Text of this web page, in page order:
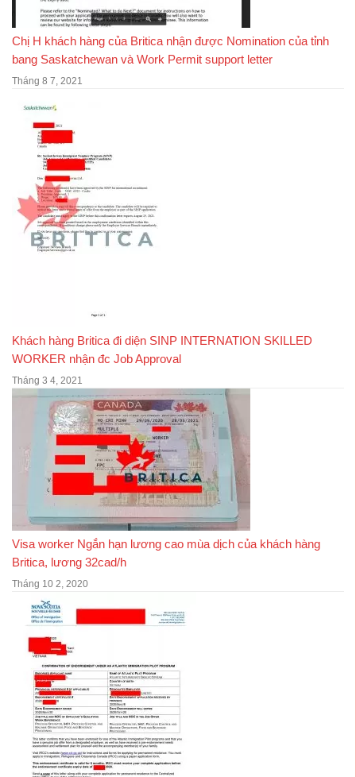
Chị H khách hàng của Britica nhận được Nomination của tỉnh
bang Saskatchewan và Work Permit support letter
Tháng 8 7, 2021
Khách hàng Britica đi diện SINP INTERNATION SKILLED
WORKER nhận đc Job Approval
Tháng 3 4, 2021
Visa worker Ngắn hạn lương cao mùa dịch của khách hàng
Britica, lương 32cad/h
Tháng 10 2, 2020